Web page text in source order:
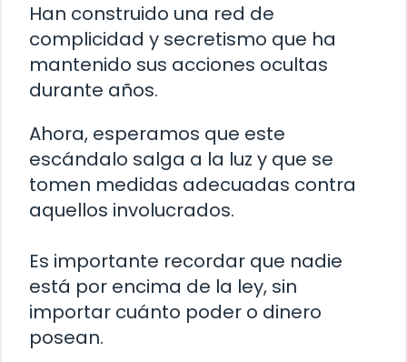
Han construido una red de
complicidad y secretismo que ha
mantenido sus acciones ocultas
durante años.
Ahora, esperamos que este
escándalo salga a la luz y que se
tomen medidas adecuadas contra
aquellos involucrados.
Es importante recordar que nadie
está por encima de la ley, sin
importar cuánto poder o dinero
posean.